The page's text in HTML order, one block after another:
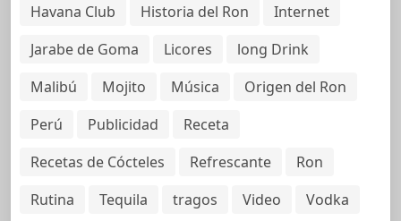
Havana Club
Historia del Ron
Internet
Jarabe de Goma
Licores
long Drink
Malibú
Mojito Música
Origen del Ron
Perú
Publicidad
Receta
Recetas de Cócteles
Refrescante
Ron
Rutina
Tequila tragos Video
Vodka